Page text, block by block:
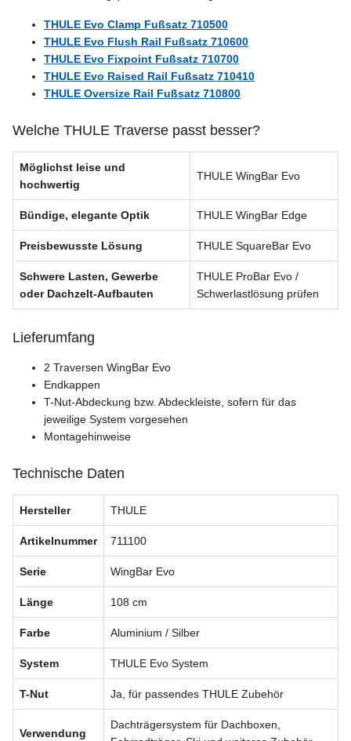
THULE Evo Clamp Fußsatz 710500
THULE Evo Flush Rail Fußsatz 710600
THULE Evo Fixpoint Fußsatz 710700
THULE Evo Raised Rail Fußsatz 710410
THULE Oversize Rail Fußsatz 710800
Welche THULE Traverse passt besser?
Möglichst leise und
hochwertig
THULE WingBar Evo
Bündige, elegante Optik THULE WingBar Edge
Preisbewusste Lösung THULE SquareBar Evo
Schwere Lasten, Gewerbe
oder Dachzelt-Aufbauten
THULE ProBar Evo /
Schwerlastlösung prüfen
Lieferumfang
2 Traversen WingBar Evo
Endkappen
T-Nut-Abdeckung bzw. Abdeckleiste, sofern für das
jeweilige System vorgesehen
Montagehinweise
Technische Daten
Hersteller THULE
Artikelnummer 711100
Serie WingBar Evo
Länge 108 cm
Farbe Aluminium / Silber
System THULE Evo System
T-Nut Ja, für passendes THULE Zubehör
Verwendung
Dachträgersystem für Dachboxen,